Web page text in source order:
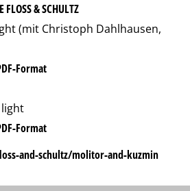
FLOSS & SCHULTZ
(mit Christoph Dahlhausen,
Format
Format
and-schultz/molitor-and-kuzmin